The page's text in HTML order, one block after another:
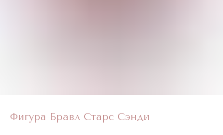
Фигура Бравл Старс Сэнди